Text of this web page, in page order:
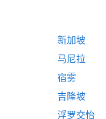
新加坡
马尼拉
宿雾
吉隆坡
浮罗交怡